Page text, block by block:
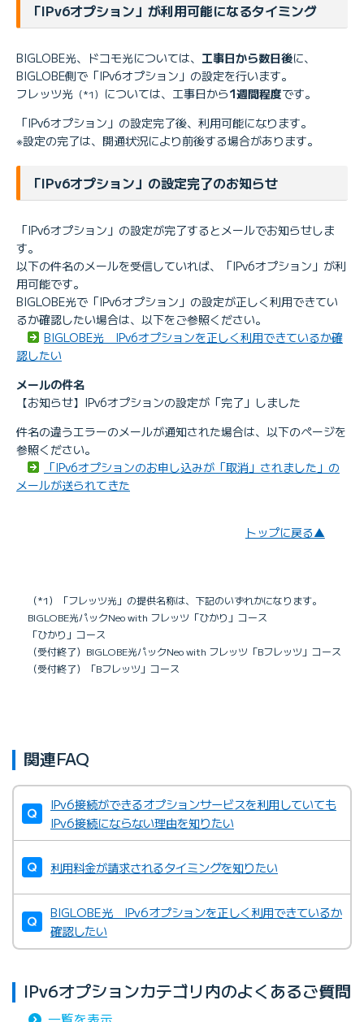
「IPv6オプション」が利用可能になるタイミング
BIGLOBE光、ドコモ光については、 工事日から数日後に、
BIGLOBE側で「IPv6オプション」の設定を行います。
フレッツ光 （*1） については、工事日から1週間程度です。
「IPv6オプション」の設定完了後、利用可能になります。
※設定の完了は、開通状況により前後する場合があります。
「IPv6オプション」の設定完了のお知らせ
「IPv6オプション」の設定が完了するとメールでお知らせしま
す。
以下の件名のメールを受信していれば、「IPv6オプション」が利
用可能です。
BIGLOBE光で「IPv6オプション」の設定が正しく利用できてい
るか確認したい場合は、以下をご参照ください。
BIGLOBE光 IPv6オプションを正しく利用できているか確
認したい
メールの件名
【お知らせ】IPv6オプションの設定が「完了」しました
件名の違うエラーのメールが通知された場合は、以下のページを
参照ください。
「IPv6オプションのお申し込みが「取消」されました」の
メールが送られてきた
トップに戻る▲
（*1）「フレッツ光」の提供名称は、下記のいずれかになります。
BIGLOBE光パックNeo with フレッツ「ひかり」コース
「ひかり」コース
（受付終了）BIGLOBE光パックNeo with フレッツ「Bフレッツ」コース
（受付終了）「Bフレッツ」コース
関連FAQ
IPv6接続ができるオプションサービスを利用していても
IPv6接続にならない理由を知りたい
利用料金が請求されるタイミングを知りたい
BIGLOBE光 IPv6オプションを正しく利用できているか
確認したい
IPv6オプションカテゴリ内のよくあるご質問